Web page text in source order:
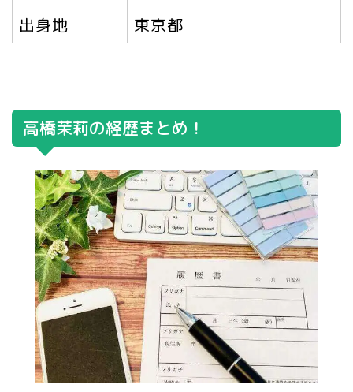
出身地
東京都
高橋茉莉の経歴まとめ！